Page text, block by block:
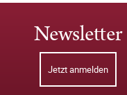
Newsletter
Jetzt anmelden